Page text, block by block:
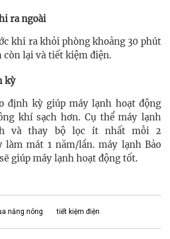
ra ngoài
khi ra khỏi phòng khoảng 30 phút
còn lại và tiết kiệm điện.
kỳ
định kỳ giúp máy lạnh hoạt động
khí sạch hơn. Cụ thể máy lạnh
và thay bộ lọc ít nhất mỗi 2
làm mát 1 năm/lần. máy lạnh Bảo
giúp máy lạnh hoạt động tốt.
nắng nóng tiết kiệm điện